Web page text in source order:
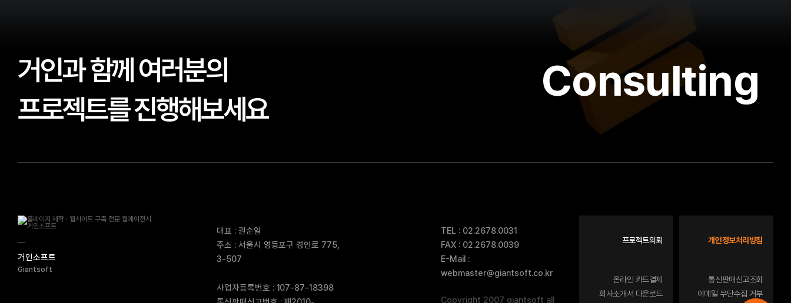
거인과 함께 여러분의
프로젝트를 진행해보세요
Consulting
거인소프트
Giantsoft
대표 : 권순일
주소 : 서울시 영등포구 경인로 775,
3-507
사업자등록번호 : 107-87-18398
TEL : 02.2678.0031
FAX : 02.2678.0039
E-Mail :
webmaster@giantsoft.co.kr
Copyright 2007 giantsoft all
프로젝트의뢰
온라인 카드결제
회사소개서 다운로드
개인정보처리방침
통신판매신고조회
이메일 무단수집 거부